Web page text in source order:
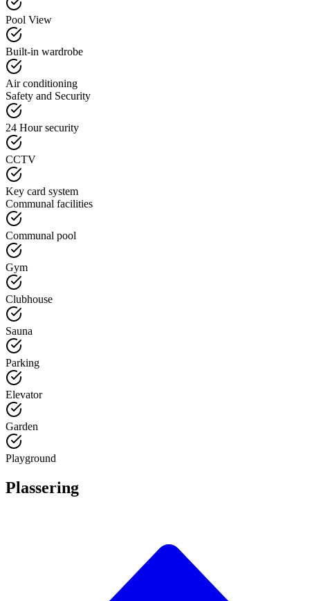
Pool View
Built-in wardrobe
Air conditioning
Safety and Security
24 Hour security
CCTV
Key card system
Communal facilities
Communal pool
Gym
Clubhouse
Sauna
Parking
Elevator
Garden
Playground
Plassering